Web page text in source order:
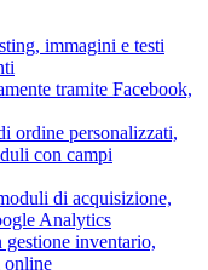
immagini e testi
tramite Facebook,
ordine personalizzati,
con campi
di acquisizione,
Analytics
gestione inventario,
online